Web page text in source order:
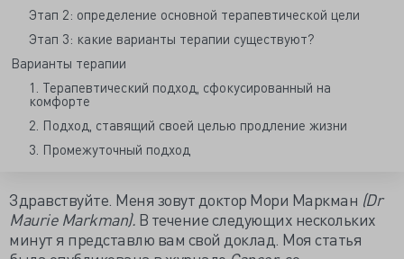
Этап 2: определение основной терапевтической цели
Этап 3: какие варианты терапии существуют?
Варианты терапии
1. Терапевтический подход, сфокусированный на
комфорте
2. Подход, ставящий своей целью продление жизни
3. Промежуточный подход
Здравствуйте. Меня зовут доктор Мори Маркман (Dr
Maurie Markman). В течение следующих нескольких
минут я представлю вам свой доклад. Моя статья